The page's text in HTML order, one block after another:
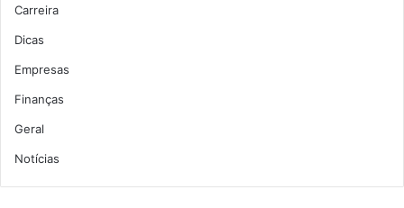
Carreira
Dicas
Empresas
Finanças
Geral
Notícias